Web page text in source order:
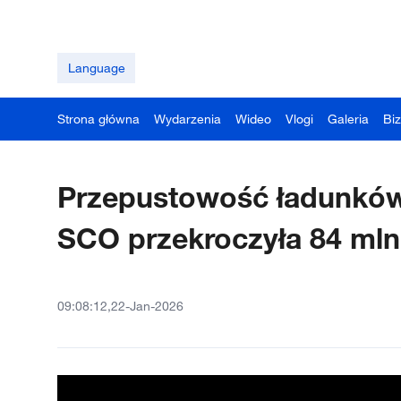
Language
Strona główna Wydarzenia Wideo Vlogi Galeria
Przepustowość
SCO przekroczyła 84
09:08:12,22-Jan-2026